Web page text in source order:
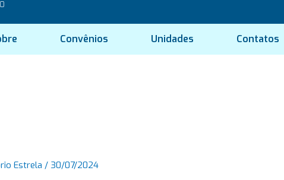
Convênios Unidades Contatos
Estrela/ 30/07/2024